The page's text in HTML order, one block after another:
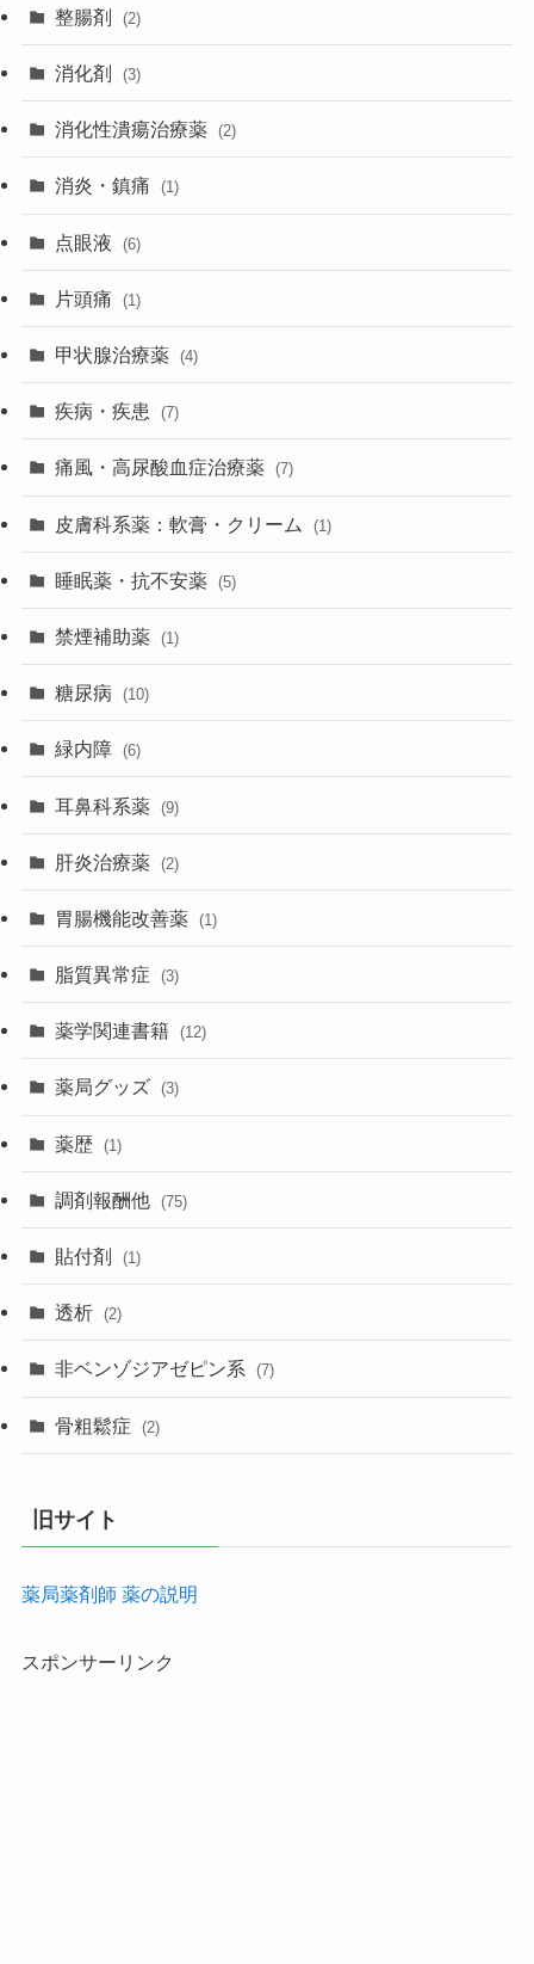
整腸剤 (2)
消化剤 (3)
消化性潰瘍治療薬 (2)
消炎・鎮痛 (1)
点眼液 (6)
片頭痛 (1)
甲状腺治療薬 (4)
疾病・疾患 (7)
痛風・高尿酸血症治療薬 (7)
皮膚科系薬：軟膏・クリーム (1)
睡眠薬・抗不安薬 (5)
禁煙補助薬 (1)
糖尿病 (10)
緑内障 (6)
耳鼻科系薬 (9)
肝炎治療薬 (2)
胃腸機能改善薬 (1)
脂質異常症 (3)
薬学関連書籍 (12)
薬局グッズ (3)
薬歴 (1)
調剤報酬他 (75)
貼付剤 (1)
透析 (2)
非ベンゾジアゼピン系 (7)
骨粗鬆症 (2)
旧サイト
薬局薬剤師 薬の説明
スポンサーリンク